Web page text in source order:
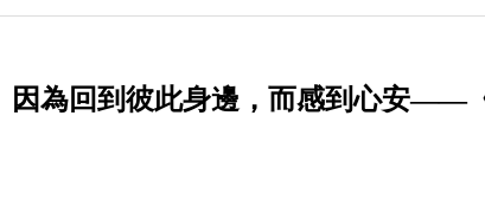
因為回到彼此身邊，而感到心安——